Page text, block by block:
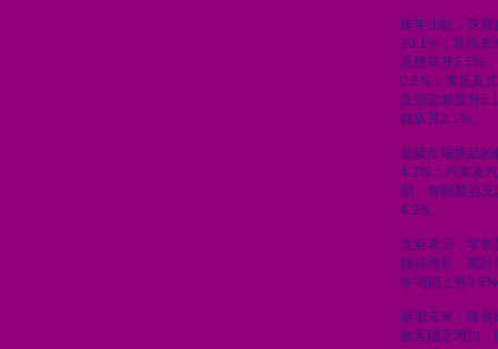
按年比較，珠寶
20.1%；其他未
及煙草升2.5%
0.6%；電器及
及固定裝置升
鏡店升2.1%。
超級市場貨品
4.2%；汽車及
類、有關製品
4.9%。
政府表示，零
錄得增長。累計
年同期上升
展望未來，隨
旅客穩定增加，